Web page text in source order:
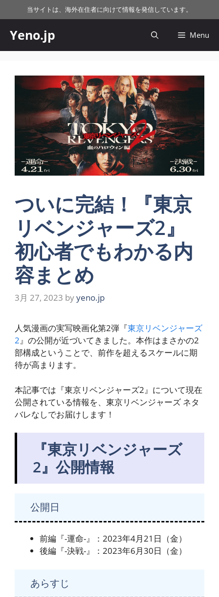
ン
ツ
当サイトは、海外在住者に向けて情報を発信しています。
Yeno.jp Menu
ついに完結！『東京
リベンジャーズ2』
初心者でもわかる内
容まとめ
3月 27, 2023 byyeno.jp
人気漫画の実写映画化第2弾『東京リベンジャーズ
2』の公開が近づいてきました。本作はまさかの2
部構成ということで、前作を超えるスケールに期
待が高まります。
本記事では『東京リベンジャーズ2』について現在
公開されている情報を、東京リベンジャーズ ネタ
バレなしでお届けします！
『東京リベンジャーズ
2』公開情報
公開日
前編『-運命-』：2023年4月21日（金）
後編『-決戦-』：2023年6月30日（金）
あらすじ